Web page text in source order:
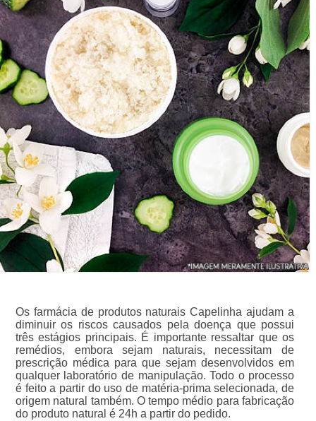
Os farmácia de produtos naturais Capelinha ajudam a
diminuir os riscos causados pela doença que possui
três estágios principais. É importante ressaltar que os
remédios, embora sejam naturais, necessitam de
prescrição médica para que sejam desenvolvidos em
qualquer laboratório de manipulação. Todo o processo
é feito a partir do uso de matéria-prima selecionada, de
origem natural também. O tempo médio para fabricação
do produto natural é 24h a partir do pedido.